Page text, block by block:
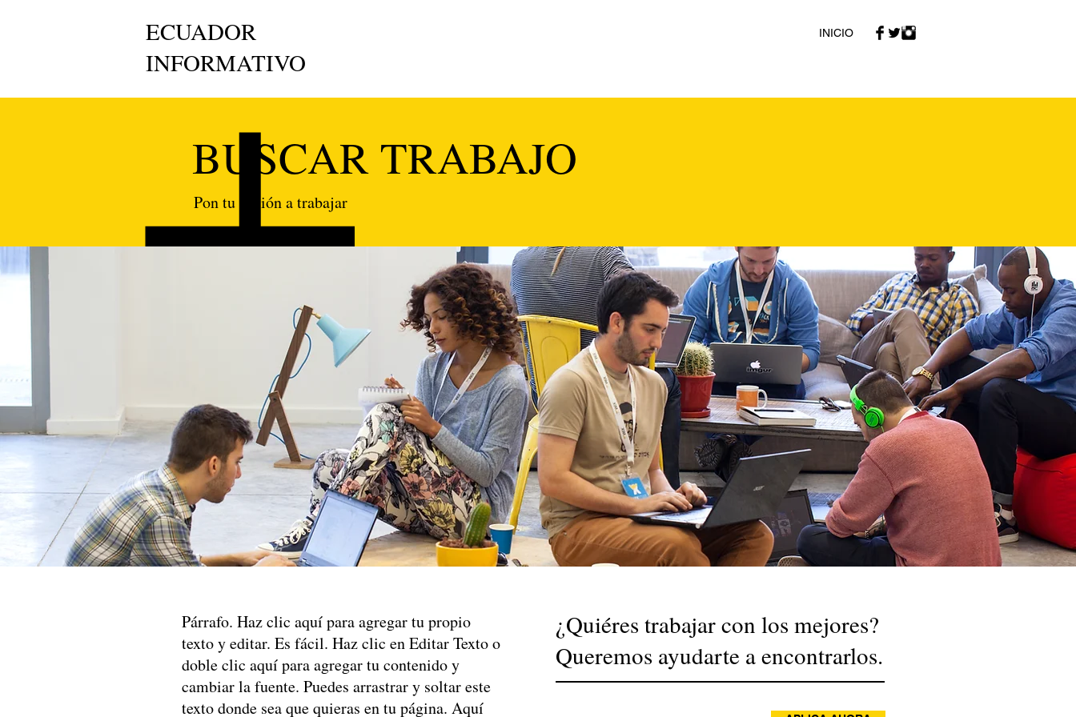
ECUADOR
INFORMATIVO
INICIO
BUSCAR TRABAJO
Pon tu pasión a trabajar
Párrafo. Haz clic aquí para agregar tu propio
texto y editar. Es fácil. Haz clic en Editar Texto o
doble clic aquí para agregar tu contenido y
cambiar la fuente. Puedes arrastrar y soltar este
texto donde sea que quieras en tu página. Aquí
¿Quiéres trabajar con los mejores?
Queremos ayudarte a encontrarlos.